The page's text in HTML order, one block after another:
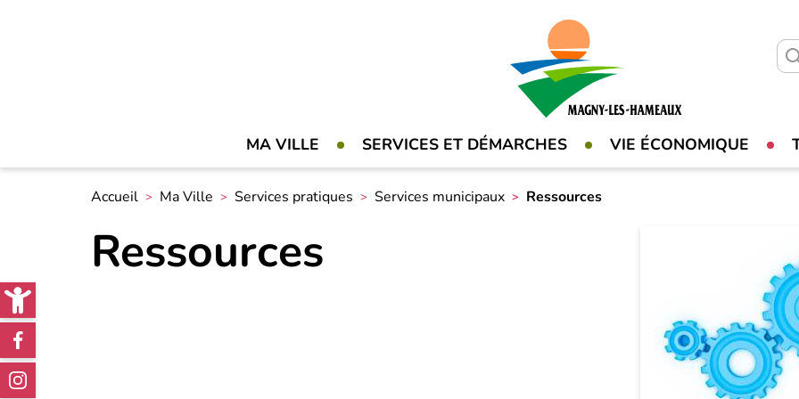
Open toolbar
MA VILLE SERVICES ET DÉMARCHES VIE ÉCONOMIQUE
Réseaux
sociaux
Accueil Ma Ville Services pratiques Services municipaux Ressources
Ressources